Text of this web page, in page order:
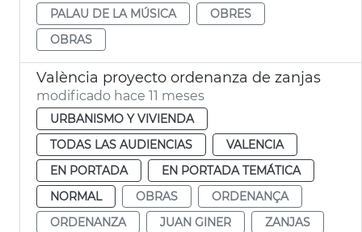
PALAU DE LA MÚSICA
OBRES
OBRAS
València proyecto ordenanza de zanjas
modificado hace 11 meses
URBANISMO Y VIVIENDA
TODAS LAS AUDIENCIAS
VALENCIA
EN PORTADA
EN PORTADA TEMÁTICA
NORMAL
OBRAS
ORDENANÇA
ORDENANZA
JUAN GINER
ZANJAS